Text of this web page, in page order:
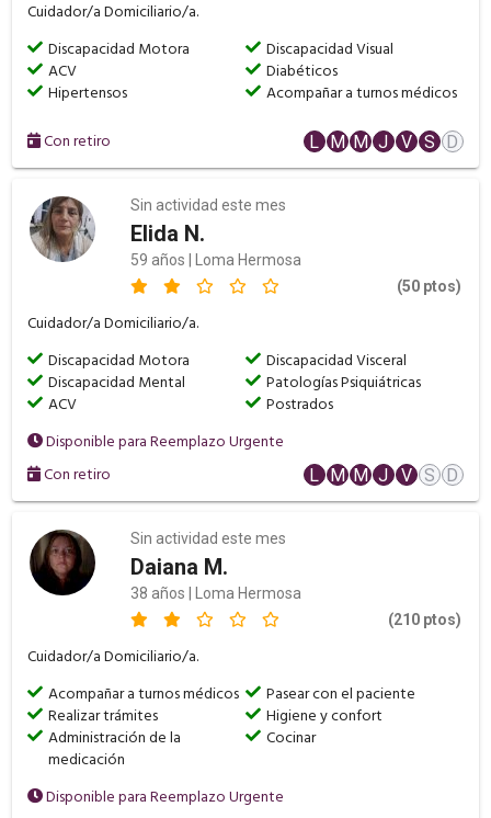
Cuidador/a Domiciliario/a.
Discapacidad Motora
Discapacidad Visual
ACV
Diabéticos
Hipertensos
Acompañar a turnos médicos
Con retiro L M M J V S D
Sin actividad este mes
Elida N.
59 años | Loma Hermosa
(50 ptos)
Cuidador/a Domiciliario/a.
Discapacidad Motora
Discapacidad Visceral
Discapacidad Mental
Patologías Psiquiátricas
ACV
Postrados
Disponible para Reemplazo Urgente
Con retiro
L M M J V S D
Sin actividad este mes
Daiana M.
38 años | Loma Hermosa
(210 ptos)
Cuidador/a Domiciliario/a.
Acompañar a turnos médicos
Pasear con el paciente
Realizar trámites
Higiene y confort
Administración de la
medicación
Cocinar
Disponible para Reemplazo Urgente